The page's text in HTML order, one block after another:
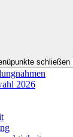
schließen
2026